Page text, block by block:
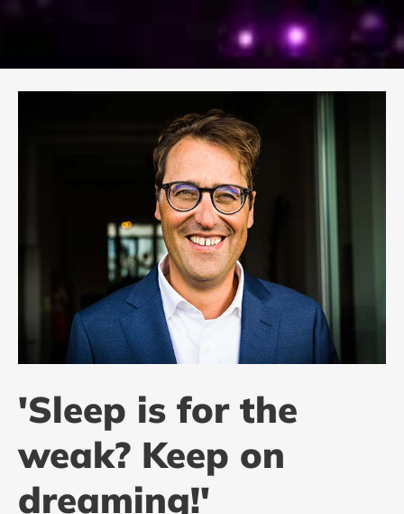
'Sleep is for the
weak? Keep on
dreaming!'